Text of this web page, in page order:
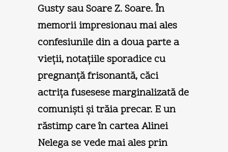
Gusty sau Soare Z. Soare. În
memorii impresionau mai ales
confesiunile din a doua parte a
vieţii, notaţiile sporadice cu
pregnanţă frisonantă, căci
actriţa fusesese marginalizată de
comunişti şi trăia precar. E un
răstimp care în cartea Alinei
Nelega se vede mai ales prin